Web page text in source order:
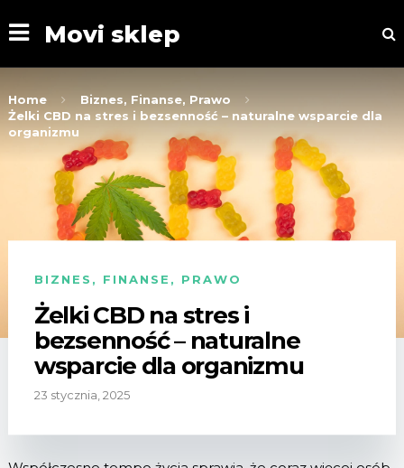
Movi sklep
Home
Biznes, Finanse, Prawo
Żelki CBD na stres i bezsenność – naturalne wsparcie dla
organizmu
BIZNES, FINANSE, PRAWO
Żelki CBD na stres i
bezsenność – naturalne
wsparcie dla organizmu
23 stycznia, 2025